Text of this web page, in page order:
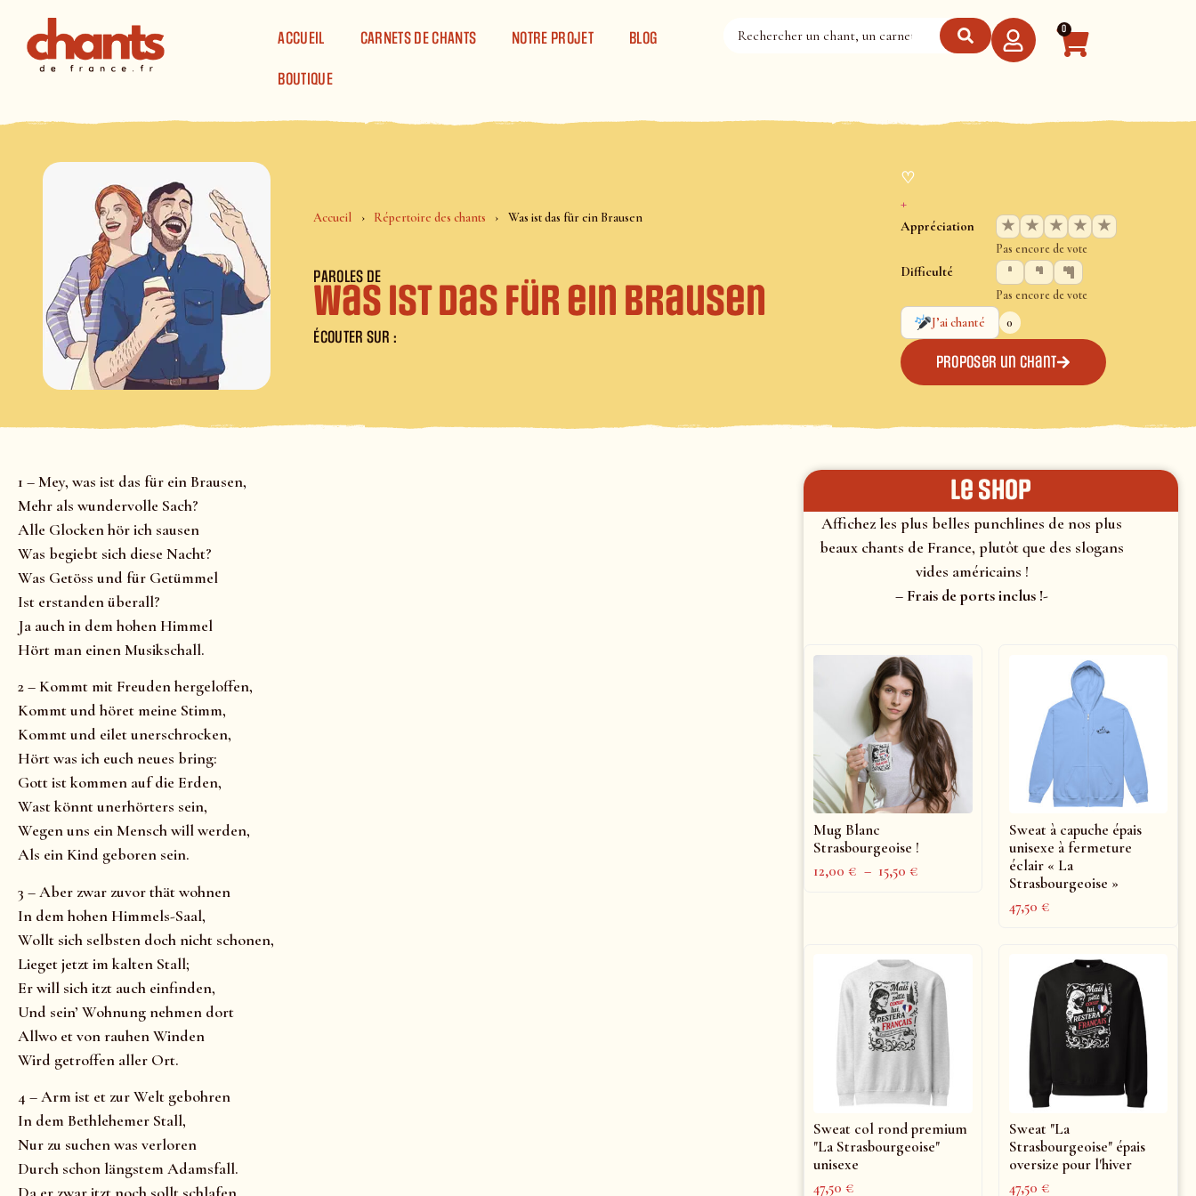
ACCUEIL CARNETS DE CHANTS NOTRE PROJET BLOG
BOUTIQUE
0
Accueil Répertoire des chants Was ist das für ein Brausen
PAROLES DE
Was ist das für ein Brausen
ÉCOUTER SUR :
♡
+
Appréciation ★ ★ ★ ★ ★
Pas encore de vote
Difficulté
Pas encore de vote
J’ai chanté
0
Proposer un chant
1 – Mey, was ist das für ein Brausen,
Mehr als wundervolle Sach?
Alle Glocken hör ich sausen
Was begiebt sich diese Nacht?
Was Getöss und für Getümmel
Ist erstanden überall?
Ja auch in dem hohen Himmel
Hört man einen Musikschall.
2 – Kommt mit Freuden hergeloffen,
Kommt und höret meine Stimm,
Kommt und eilet unerschrocken,
Hört was ich euch neues bring:
Gott ist kommen auf die Erden,
Wast könnt unerhörters sein,
Wegen uns ein Mensch will werden,
Als ein Kind geboren sein.
3 – Aber zwar zuvor thät wohnen
In dem hohen Himmels-Saal,
Wollt sich selbsten doch nicht schonen,
Lieget jetzt im kalten Stall;
Er will sich itzt auch einfinden,
Und sein’ Wohnung nehmen dort
Allwo et von rauhen Winden
Wird getroffen aller Ort.
4 – Arm ist et zur Welt gebohren
In dem Bethlehemer Stall,
Nur zu suchen was verloren
Durch schon längstem Adamsfall.
le shop
Affichez les plus belles punchlines de nos plus
beaux chants de France, plutôt que des slogans
vides américains !
– Frais de ports inclus !-
Mug Blanc
Strasbourgeoise !
12,00€ – 15,50€
Sweat à capuche épais
unisexe à fermeture
éclair « La
Strasbourgeoise »
47,50€
Sweat col rond premium
"La Strasbourgeoise"
unisexe
47,50€
Sweat "La
Strasbourgeoise" épais
oversize pour l'hiver
47,50€